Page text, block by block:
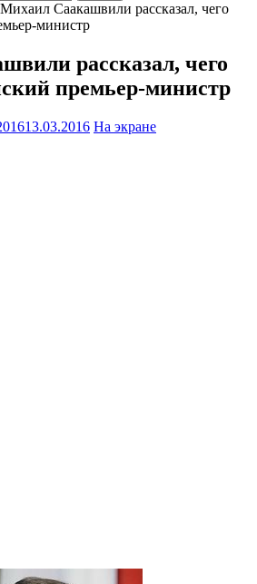
Михаил Саакашвили рассказал, чего
министр
рассказал, чего
премьер-министр
13.03.2016 На экране